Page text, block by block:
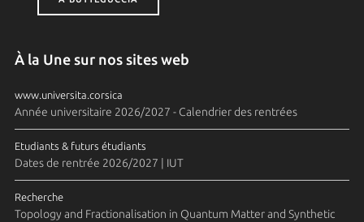
À la Une sur nos sites web
www.universita.corsica
Année universitaire 2026/2027 - Calendrier des rentrées
Etudiants & futurs étudiants
Dates de rentrée 2026/2027 | IUT
Recherche
Topology and Fractionalisation in Quantum Matter and Synthetic